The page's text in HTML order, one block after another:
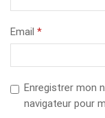
Email *
Enregistrer mon
navigateur pour